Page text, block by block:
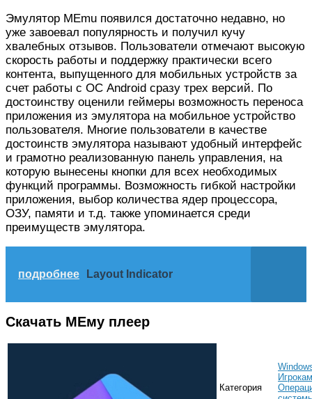
Эмулятор MEmu появился достаточно недавно, но
уже завоевал популярность и получил кучу
хвалебных отзывов. Пользователи отмечают высокую
скорость работы и поддержку практически всего
контента, выпущенного для мобильных устройств за
счет работы с ОС Android сразу трех версий. По
достоинству оценили геймеры возможность переноса
приложения из эмулятора на мобильное устройство
пользователя. Многие пользователи в качестве
достоинств эмулятора называют удобный интерфейс
и грамотно реализованную панель управления, на
которую вынесены кнопки для всех необходимых
функций программы. Возможность гибкой настройки
приложения, выбор количества ядер процессора,
ОЗУ, памяти и т.д. также упоминается среди
преимуществ эмулятора.
подробнее Layout Indicator
Скачать МЕму плеер
Категория
Игрокам